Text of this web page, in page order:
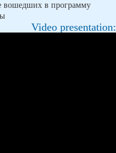
вошедших в программу
Video presentation: